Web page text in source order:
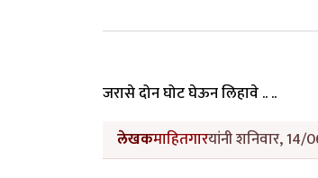
जरासे दोन घोट घेऊन लिहावे .. ..
लेखकमाहितगारयांनी शनिवार,